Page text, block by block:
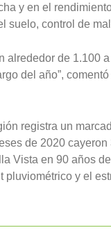
y en el
suelo, control de
alrededor de 1.100
del año”,
registra un
de 2020
Vista en 90 años
pluviométrico y el